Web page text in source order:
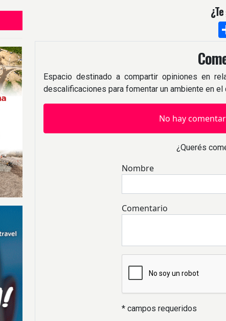
Espacio destinado a compartir opiniones en
descalificaciones para fomentar un ambiente en
No hay
¿Querés
Nombre
Comentario
* campos requeridos